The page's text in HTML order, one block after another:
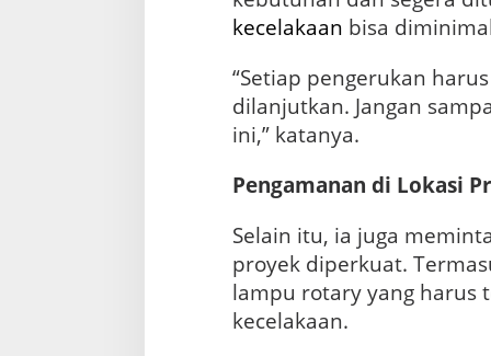
o
x
l
v
t
kecelakaan bisa
“Setiap pengerukan
dilanjutkan. Jangan
ini,” katanya.
Pengamanan di Lokasi
Selain itu, ia juga
proyek diperkuat.
lampu rotary yang harus
kecelakaan.